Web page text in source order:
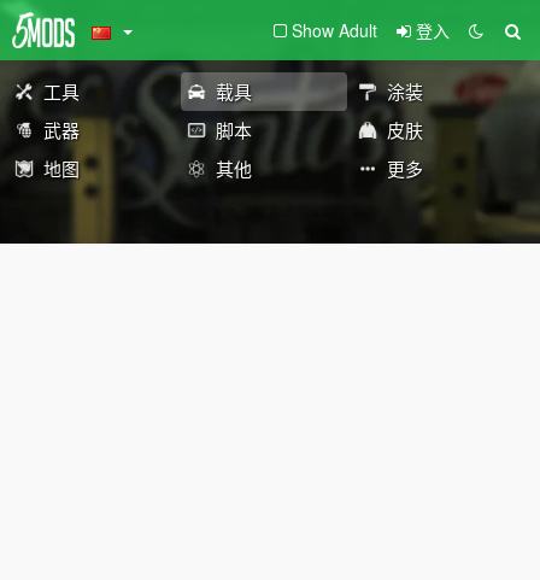
Show Adult 登入
工具 载具
涂装
武器
脚本
皮肤
地图
其他 更多